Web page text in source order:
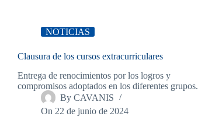
NOTICIAS
Clausura de los cursos extracurriculares
Entrega de renocimientos por los logros y
compromisos adoptados en los diferentes grupos.
By CAVANIS
On 22 de junio de 2024